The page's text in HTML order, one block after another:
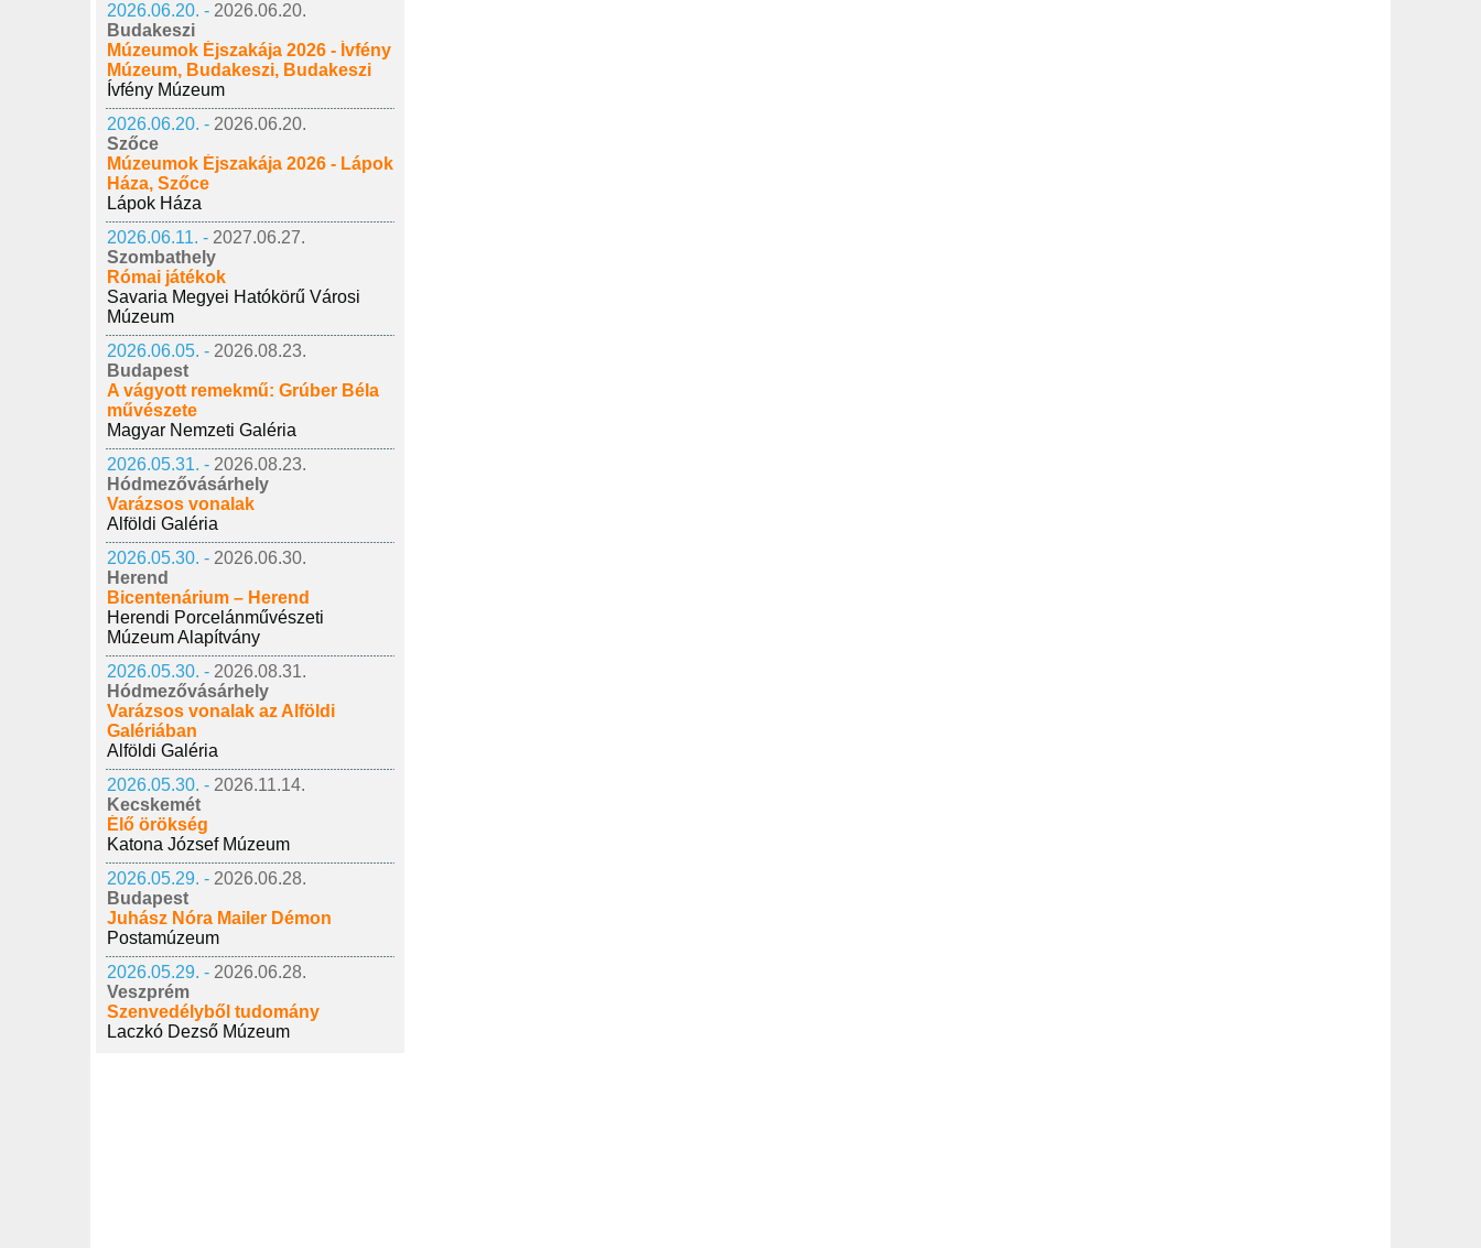
2026.06.20. - 2026.06.20.
Budakeszi
Múzeumok Éjszakája 2026 - Ívfény
Múzeum, Budakeszi, Budakeszi
Ívfény Múzeum
2026.06.20. - 2026.06.20.
Szőce
Múzeumok Éjszakája 2026 - Lápok
Háza, Szőce
Lápok Háza
2026.06.11. - 2027.06.27.
Szombathely
Római játékok
Savaria Megyei Hatókörű Városi
Múzeum
2026.06.05. - 2026.08.23.
Budapest
A vágyott remekmű: Grúber Béla
művészete
Magyar Nemzeti Galéria
2026.05.31. - 2026.08.23.
Hódmezővásárhely
Varázsos vonalak
Alföldi Galéria
2026.05.30. - 2026.06.30.
Herend
Bicentenárium – Herend
Herendi Porcelánművészeti
Múzeum Alapítvány
2026.05.30. - 2026.08.31.
Hódmezővásárhely
Varázsos vonalak az Alföldi
Galériában
Alföldi Galéria
2026.05.30. - 2026.11.14.
Kecskemét
Élő örökség
Katona József Múzeum
2026.05.29. - 2026.06.28.
Budapest
Juhász Nóra Mailer Démon
Postamúzeum
2026.05.29. - 2026.06.28.
Veszprém
Szenvedélyből tudomány
Laczkó Dezső Múzeum